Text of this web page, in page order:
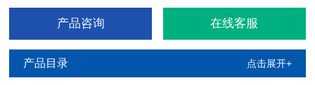
产品咨询 在线客服
产品目录 点击展开+